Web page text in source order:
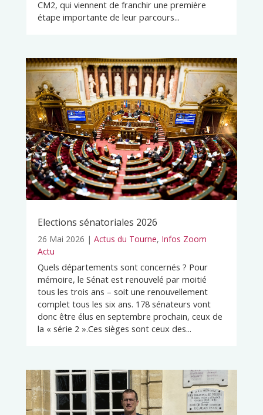
CM2, qui viennent de franchir une première
étape importante de leur parcours...
Elections sénatoriales 2026
26 Mai 2026 | Actus du Tourne, Infos Zoom
Actu
Quels départements sont concernés ? Pour
mémoire, le Sénat est renouvelé par moitié
tous les trois ans – soit une renouvellement
complet tous les six ans. 178 sénateurs vont
donc être élus en septembre prochain, ceux de
la « série 2 ».Ces sièges sont ceux des...